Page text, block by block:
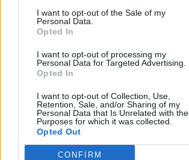
I want to opt-out of the Sale of my
Personal Data.
Opted In
I want to opt-out of processing my
Personal Data for Targeted Advertising.
Opted In
I want to opt-out of Collection, Use,
Retention, Sale, and/or Sharing of my
Personal Data that Is Unrelated with the
Purposes for which it was collected.
Opted Out
CONFIRM